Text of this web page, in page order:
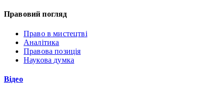
Правовий погляд
Право в мистецтві
Аналітика
Правова позиція
Наукова думка
Відео